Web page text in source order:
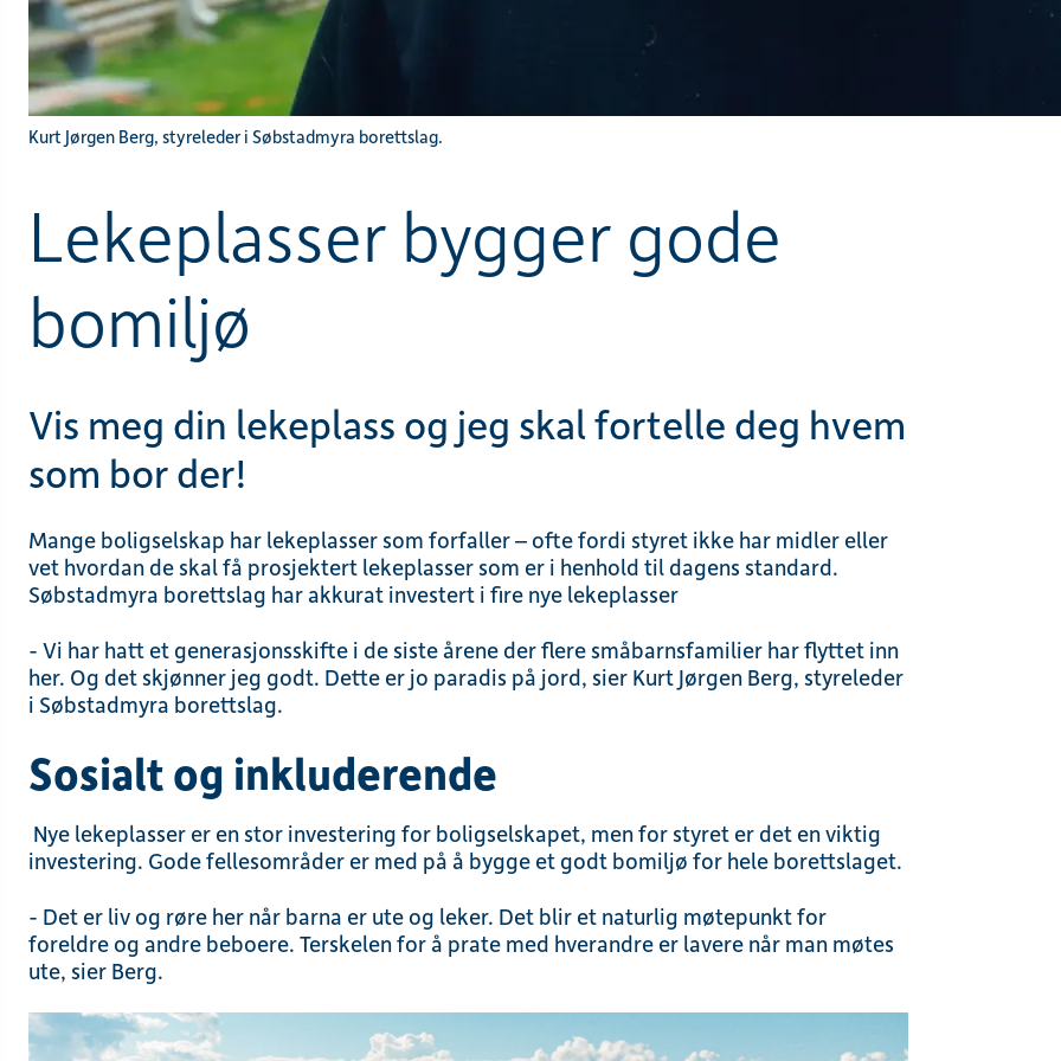
Kurt Jørgen Berg, styreleder i Søbstadmyra borettslag.
Lekeplasser bygger gode
bomiljø
Vis meg din lekeplass og jeg skal fortelle deg hvem
som bor der!
Mange boligselskap har lekeplasser som forfaller – ofte fordi styret ikke har midler eller
vet hvordan de skal få prosjektert lekeplasser som er i henhold til dagens standard.
Søbstadmyra borettslag har akkurat investert i fire nye lekeplasser
- Vi har hatt et generasjonsskifte i de siste årene der flere småbarnsfamilier har flyttet inn
her. Og det skjønner jeg godt. Dette er jo paradis på jord, sier Kurt Jørgen Berg, styreleder
i Søbstadmyra borettslag.
Sosialt og inkluderende
Nye lekeplasser er en stor investering for boligselskapet, men for styret er det en viktig
investering. Gode fellesområder er med på å bygge et godt bomiljø for hele borettslaget.
- Det er liv og røre her når barna er ute og leker. Det blir et naturlig møtepunkt for
foreldre og andre beboere. Terskelen for å prate med hverandre er lavere når man møtes
ute, sier Berg.